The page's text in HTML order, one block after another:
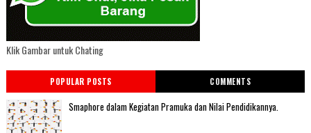
Klik Gambar untuk Chating
POPULAR POSTS COMMENTS
Smaphore dalam Kegiatan Pramuka dan Nilai Pendidikannya.